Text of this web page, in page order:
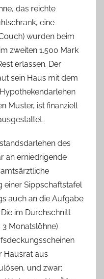
das reichte
eine
wurden beim
zweiten 1.500 Mark
erlassen. Der
sein Haus mit dem
Muster, ist finanziell
des
an erniedrigende
einer Sippschaftstafel
auch an die Aufgabe
im Durchschnitt
3 Monatslöhne)
Hausrat aus
und zwar: